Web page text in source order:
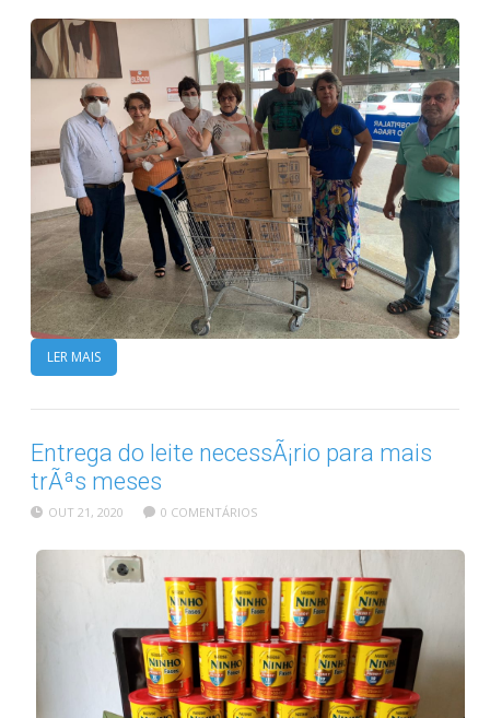
LER MAIS
Entrega do leite necessÃ¡rio para mais
trÃªs meses
OUT 21, 2020 0 COMENTÁRIOS